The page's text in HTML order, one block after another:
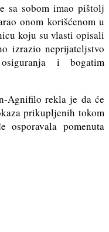
sa sobom imao pištolj
onom korišćenom u
koju su vlasti opisali
izrazio neprijateljstvo
i bogatim
Agnifilo rekla je da će
prikupljenih tokom
osporavala pomenuta